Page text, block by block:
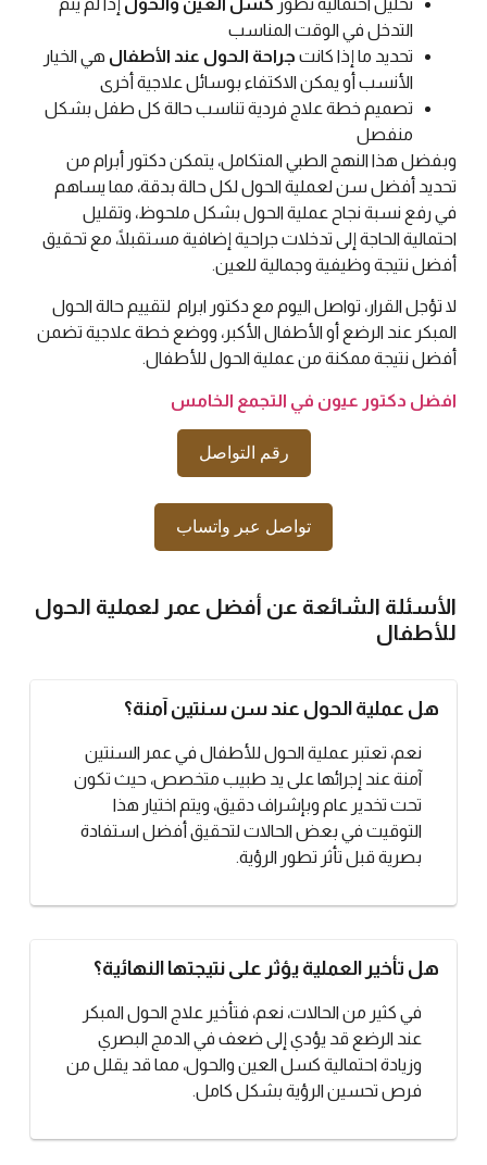
تحليل احتمالية تطور كسل العين والحول إذا لم يتم
التدخل في الوقت المناسب
تحديد ما إذا كانت جراحة الحول عند الأطفال هي الخيار
الأنسب أو يمكن الاكتفاء بوسائل علاجية أخرى
تصميم خطة علاج فردية تناسب حالة كل طفل بشكل
منفصل
وبفضل هذا النهج الطبي المتكامل، يتمكن دكتور أبرام من
تحديد أفضل سن لعملية الحول لكل حالة بدقة، مما يساهم
في رفع نسبة نجاح عملية الحول بشكل ملحوظ، وتقليل
احتمالية الحاجة إلى تدخلات جراحية إضافية مستقبلًا، مع تحقيق
أفضل نتيجة وظيفية وجمالية للعين.
لا تؤجل القرار، تواصل اليوم مع دكتور ابرام لتقييم حالة الحول
المبكر عند الرضع أو الأطفال الأكبر، ووضع خطة علاجية تضمن
أفضل نتيجة ممكنة من عملية الحول للأطفال.
افضل دكتور عيون في التجمع الخامس
رقم التواصل
تواصل عبر واتساب
الأسئلة الشائعة عن أفضل عمر لعملية الحول
للأطفال
هل عملية الحول عند سن سنتين آمنة؟
نعم، تعتبر عملية الحول للأطفال في عمر السنتين
آمنة عند إجرائها على يد طبيب متخصص، حيث تكون
تحت تخدير عام وبإشراف دقيق، ويتم اختيار هذا
التوقيت في بعض الحالات لتحقيق أفضل استفادة
بصرية قبل تأثر تطور الرؤية.
هل تأخير العملية يؤثر على نتيجتها النهائية؟
في كثير من الحالات، نعم، فتأخير علاج الحول المبكر
عند الرضع قد يؤدي إلى ضعف في الدمج البصري
وزيادة احتمالية كسل العين والحول، مما قد يقلل من
فرص تحسين الرؤية بشكل كامل.